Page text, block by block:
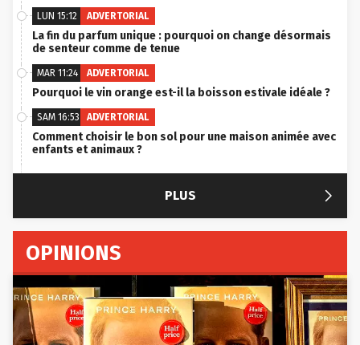
LUN 15:12 ADVERTORIAL
La fin du parfum unique : pourquoi on change désormais
de senteur comme de tenue
MAR 11:24 ADVERTORIAL
Pourquoi le vin orange est-il la boisson estivale idéale ?
SAM 16:53 ADVERTORIAL
Comment choisir le bon sol pour une maison animée avec
enfants et animaux ?
PLUS 
OPINIONS